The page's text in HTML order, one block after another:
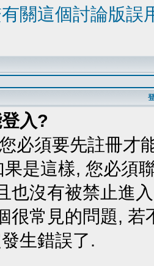
關這個討論版誤
入?
必須要先註冊才
是這樣, 您必須
也沒有被禁止進
很常見的問題,
生錯誤了.